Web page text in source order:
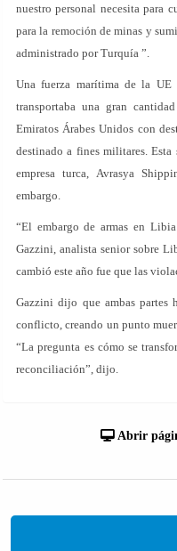
nuestro personal necesita para
para la remoción de minas y
administrado por Turquía ”.
Una fuerza marítima de la UE
transportaba una gran
Emiratos Árabes Unidos con
destinado a fines militares.
empresa turca, Avrasya
embargo.
“El embargo de armas en
Gazzini, analista senior sobre
cambió este año fue que las
Gazzini dijo que ambas partes
conflicto, creando un punto
“La pregunta es cómo se
reconciliación”, dijo.
Abrir